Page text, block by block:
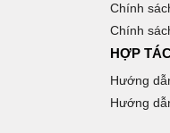
Chính
Chính
HỢP
Hướng
Hướng